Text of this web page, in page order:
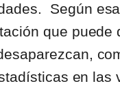
Según
que puede
en las